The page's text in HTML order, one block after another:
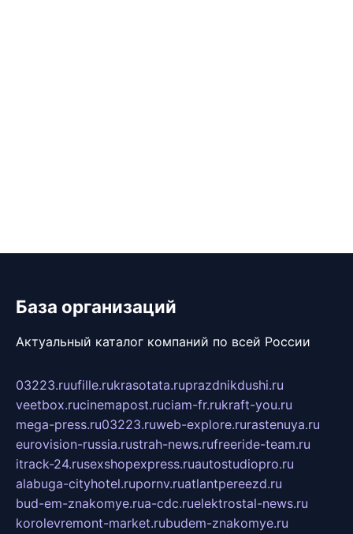
База организаций
Актуальный каталог компаний по всей России
03223.ruufille.rukrasotata.ruprazdnikdushi.ru
veetbox.rucinemapost.ruciam-fr.rukraft-you.ru
mega-press.ru03223.ruweb-explore.rurastenuya.ru
eurovision-russia.rustrah-news.rufreeride-team.ru
itrack-24.rusexshopexpress.ruautostudiopro.ru
alabuga-cityhotel.rupornv.ruatlantpereezd.ru
bud-em-znakomye.rua-cdc.ruelektrostal-news.ru
korolevremont-market.rubudem-znakomye.ru